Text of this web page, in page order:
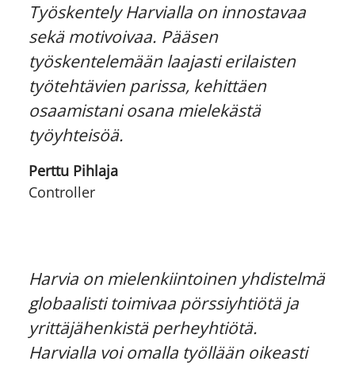
Työskentely Harvialla on innostavaa
sekä motivoivaa. Pääsen
työskentelemään laajasti erilaisten
työtehtävien parissa, kehittäen
osaamistani osana mielekästä
työyhteisöä.
Perttu Pihlaja
Controller
Harvia on mielenkiintoinen yhdistelmä
globaalisti toimivaa pörssiyhtiötä ja
yrittäjähenkistä perheyhtiötä.
Harvialla voi omalla työllään oikeasti